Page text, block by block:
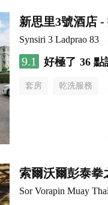
新思里3號酒店 -
Synsiri 3 Ladprao 83
9.1 好極了 36 點
套房 乾洗服務
索爾沃爾彭泰拳
Sor Vorapin Muay